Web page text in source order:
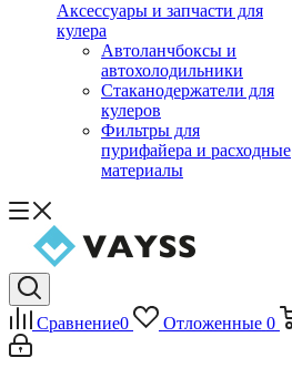
Аксессуары и запчасти для
кулера
Автоланчбоксы и
автохолодильники
Стаканодержатели для
кулеров
Фильтры для
пурифайера и расходные
материалы
Сравнение0 Отложенные 0